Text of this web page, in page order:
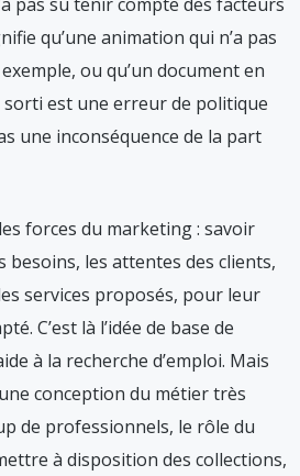
qu’une animation qui n’a pas
ou qu’un document en
sorti est une erreur de politique
une inconséquence de la part
forces du marketing : savoir
besoins, les attentes des clients,
services proposés, pour leur
C’est là l’idée de base de
à la recherche d’emploi. Mais
conception du métier très
de professionnels, le rôle du
à disposition des collections,